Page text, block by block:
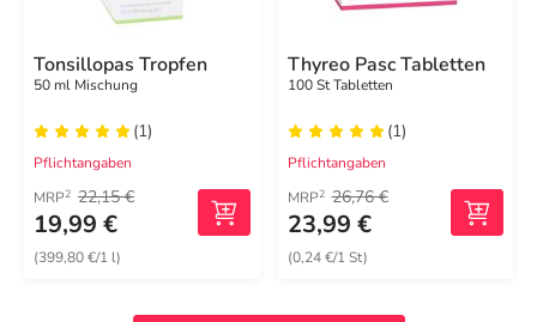
Tonsillopas Tropfen
50 ml Mischung
(1)
Pflichtangaben
MRP2 22,15 €
19,99 €
(399,80 €/1 l)
Thyreo Pasc Tabletten
100 St Tabletten
(1)
Pflichtangaben
MRP2 26,76 €
23,99 €
(0,24 €/1 St)